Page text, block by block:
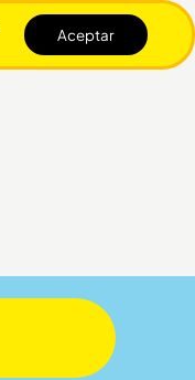
Cerrar
Aceptar